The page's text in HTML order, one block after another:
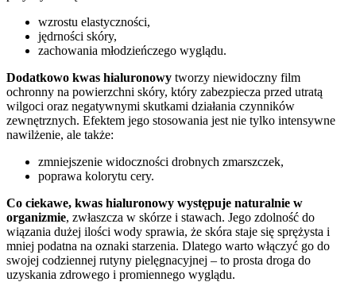
wzrostu elastyczności,
jędrności skóry,
zachowania młodzieńczego wyglądu.
Dodatkowo kwas hialuronowy tworzy niewidoczny film
ochronny na powierzchni skóry, który zabezpiecza przed utratą
wilgoci oraz negatywnymi skutkami działania czynników
zewnętrznych. Efektem jego stosowania jest nie tylko intensywne
nawilżenie, ale także:
zmniejszenie widoczności drobnych zmarszczek,
poprawa kolorytu cery.
Co ciekawe, kwas hialuronowy występuje naturalnie w
organizmie, zwłaszcza w skórze i stawach. Jego zdolność do
wiązania dużej ilości wody sprawia, że skóra staje się sprężysta i
mniej podatna na oznaki starzenia. Dlatego warto włączyć go do
swojej codziennej rutyny pielęgnacyjnej – to prosta droga do
uzyskania zdrowego i promiennego wyglądu.